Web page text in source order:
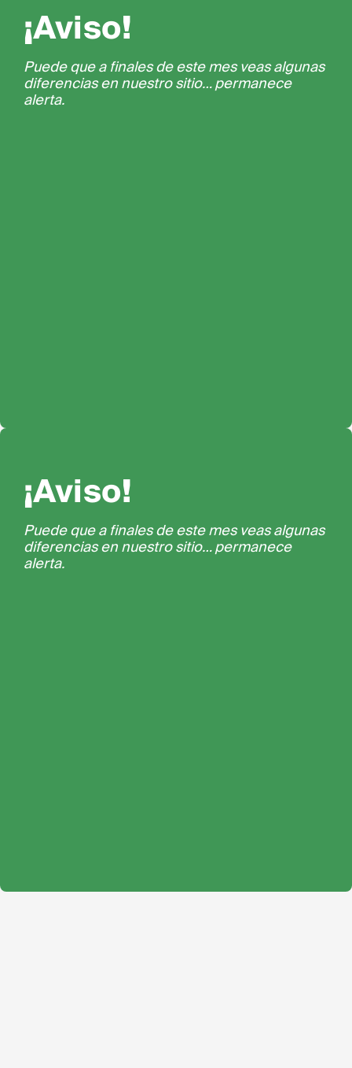
¡Aviso!
Puede que a finales de este mes veas algunas
diferencias en nuestro sitio… permanece
alerta.
¡Aviso!
Puede que a finales de este mes veas algunas
diferencias en nuestro sitio… permanece
alerta.